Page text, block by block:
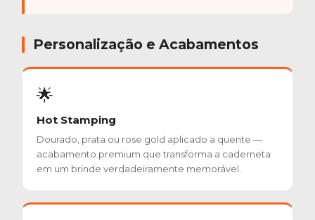
Personalização e Acabamentos
🌟
Hot Stamping
Dourado, prata ou rose gold aplicado a quente —
acabamento premium que transforma a caderneta
em um brinde verdadeiramente memorável.